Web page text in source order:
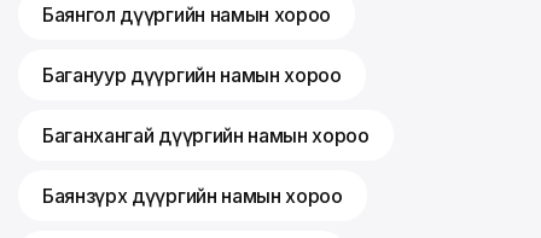
Баянгол дүүргийн намын хороо
Багануур дүүргийн намын хороо
Баганхангай дүүргийн намын хороо
Баянзүрх дүүргийн намын хороо